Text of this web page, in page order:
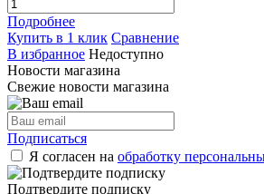
Подробнее
Купить в 1 клик Сравнение
В избранное Недоступно
Новости магазина
Свежие новости магазина
Подписаться
Я согласен на обработку
Подтвердите подписку